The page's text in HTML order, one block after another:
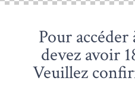
Pour accéder
devez avoir
Veuillez